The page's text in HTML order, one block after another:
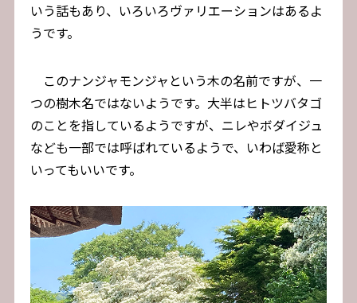
いう話もあり、いろいろヴァリエーションはあるよ
うです。
このナンジャモンジャという木の名前ですが、一
つの樹木名ではないようです。大半はヒトツバタゴ
のことを指しているようですが、ニレやボダイジュ
なども一部では呼ばれているようで、いわば愛称と
いってもいいです。